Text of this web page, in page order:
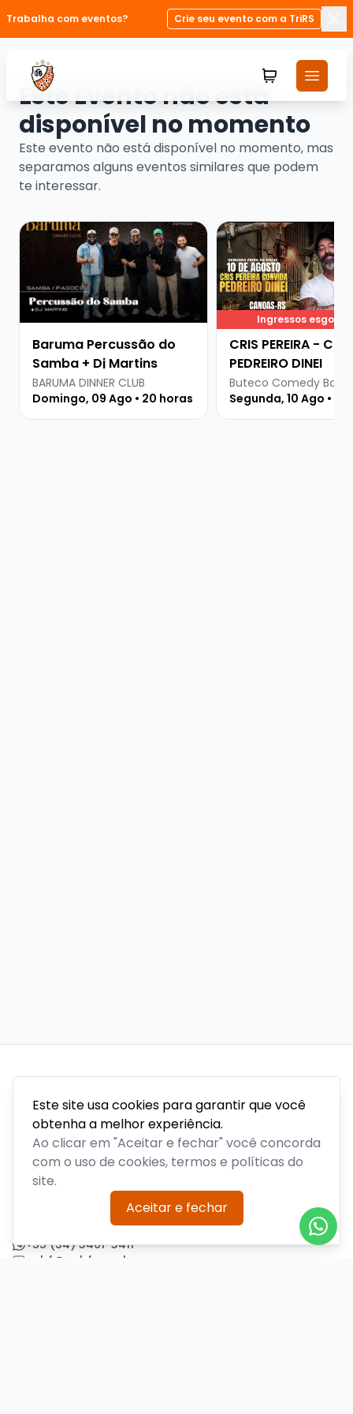
Este site usa cookies para garantir que você
obtenha a melhor experiência.
Ao clicar em "Aceitar e fechar" você concorda
com o uso de cookies, termos e políticas do
site.
Aceitar e fechar
Trabalha com eventos?
Crie seu evento com a TriRS
Este Evento não está
disponível no momento
Este evento não está disponível no momento, mas
separamos alguns eventos similares que podem
te interessar.
Veja mais sobre Baruma Percussão do Samba + Dj
Baruma Percussão do
Samba + Dj Martins
BARUMA DINNER CLUB
Domingo, 09 Ago • 20 horas
Veja mais sobre CRIS
Ingressos
CRIS PEREIRA -
PEDREIRO DINEI
Segunda, 10 Ago •
Acompanhe todas as notícias sobre o time, venda de
ingressos, serviços aos sócios, serviços aos torcedores e
informações sobre o clube.
Precisa de ajuda?
+55 (54) 3461-3411
acbf@acbf.com.br